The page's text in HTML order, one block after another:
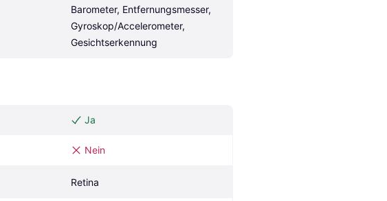
Barometer, Entfernungsmesser,
Gyroskop/Accelerometer,
Gesichtserkennung
Ja
Nein
Retina